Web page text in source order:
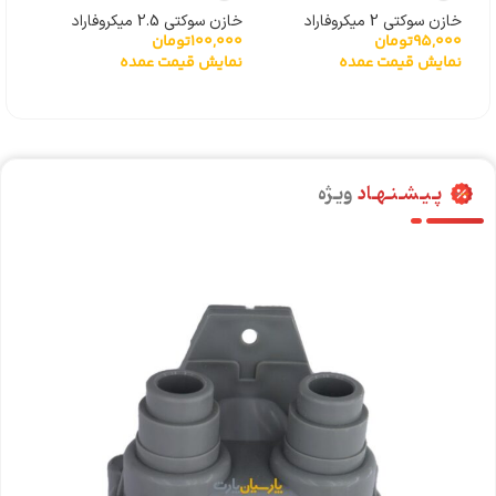
خازن سوکتی 2 میکروفاراد
95,000تومان
نمایش قیمت عمده
خازن سوکتی 2.5 میکروفاراد
100,000تومان
نمایش قیمت عمده
پـیـشـنـهـادویـژه